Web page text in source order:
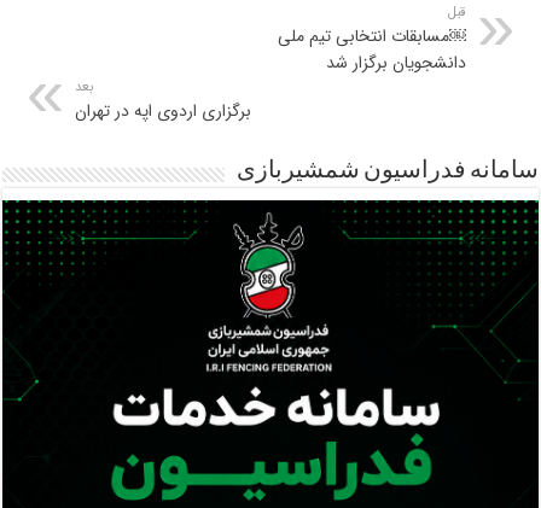
قبل
￼مسابقات انتخابی تیم ملی
دانشجویان برگزار شد
بعد
برگزاری اردوی اپه در تهران
سامانه فدراسیون شمشیربازی